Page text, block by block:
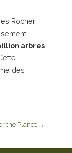
Rocher
arbres
des
the Planet →